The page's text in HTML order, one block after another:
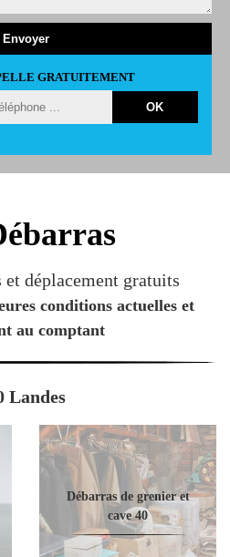
GRATUITEMENT
déplacement gratuits
conditions actuelles et
au comptant
Landes
Débarras de grenier et
cave 40